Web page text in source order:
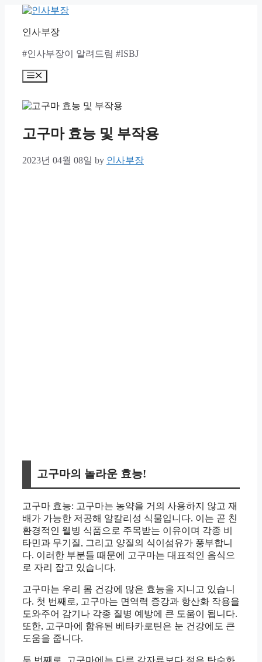
content인사부장
#인사부장이 알려드림 #ISBJ
Menu
고구마 효능 및 부작용
2023년 04월 08일 by 인사부장
고구마의 놀라운 효능!
고구마 효능: 고구마는 농약을 거의 사용하지 않고 재
배가 가능한 저공해 알칼리성 식물입니다. 이는 곧 친
환경적인 웰빙 식품으로 주목받는 이유이며 각종 비
타민과 무기질, 그리고 양질의 식이섬유가 풍부합니
다. 이러한 부분들 때문에 고구마는 대표적인 음식으
로 자리 잡고 있습니다.
고구마는 우리 몸 건강에 많은 효능을 지니고 있습니
다. 첫 번째로, 고구마는 면역력 증강과 항산화 작용을
도와주어 감기나 각종 질병 예방에 큰 도움이 됩니다.
또한, 고구마에 함유된 베타카로틴은 눈 건강에도 큰
도움을 줍니다.
두 번째로, 고구마에는 다른 감자류보다 적은 탄수화